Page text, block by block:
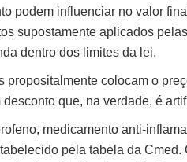
podem influenciar no valor
supostamente aplicados
dentro dos limites da lei.
propositalmente colocam o
que, na verdade, é
medicamento anti-
pela tabela da